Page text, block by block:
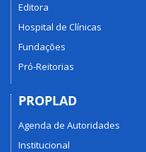
Editora
Hospital de Clínicas
Fundações
Pró-Reitorias
PROPLAD
Agenda de Autoridades
Institucional